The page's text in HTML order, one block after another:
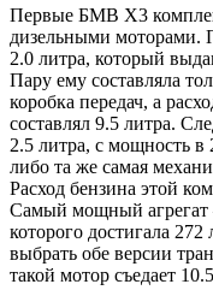
Первые БМВ Х3
дизельными моторами.
2.0 литра, который
Пару ему составляла
коробка передач, а
составлял 9.5 литра.
2.5 литра, с мощность в
либо та же самая
Расход бензина этой
Самый мощный агрегат
которого достигала
выбрать обе версии
такой мотор съедает